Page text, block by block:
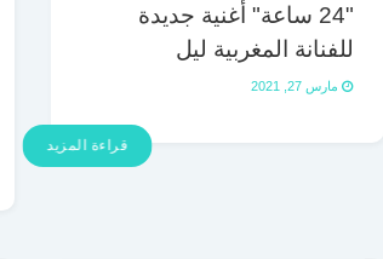
"24 ساعة" أغنية جديدة
للفنانة المغربية ليل
مارس 27, 2021
قراءة المزيد